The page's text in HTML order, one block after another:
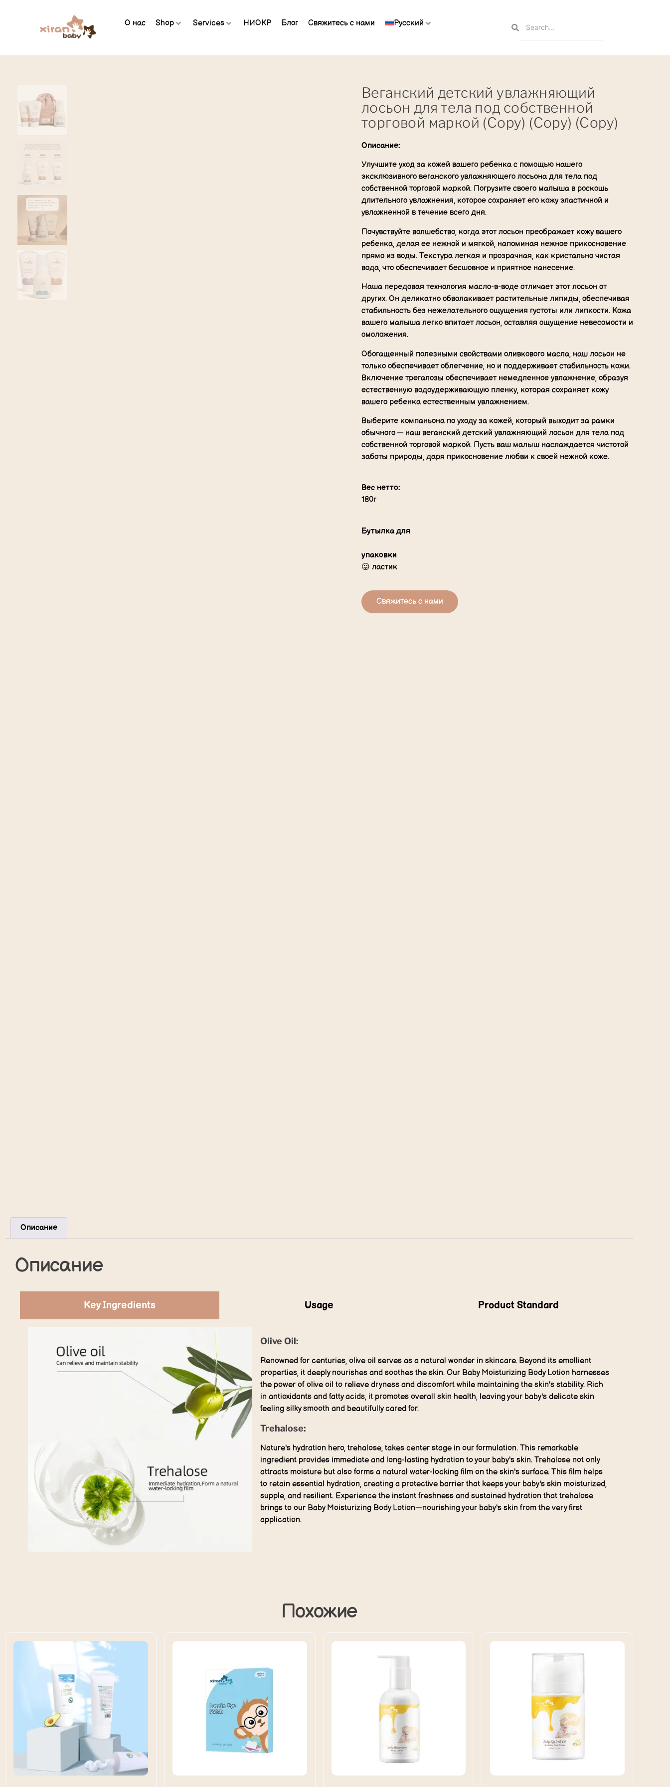
О нас Shop Services НИОКР Блог Свяжитесь с нами Русский
Веганский детский увлажняющий
лосьон для тела под собственной
торговой маркой (Copy) (Copy) (Copy)
Описание:
Улучшите уход за кожей вашего ребенка с помощью нашего
эксклюзивного веганского увлажняющего лосьона для тела под
собственной торговой маркой. Погрузите своего малыша в роскошь
длительного увлажнения, которое сохраняет его кожу эластичной и
увлажненной в течение всего дня.
Почувствуйте волшебство, когда этот лосьон преображает кожу вашего
ребенка, делая ее нежной и мягкой, напоминая нежное прикосновение
прямо из воды. Текстура легкая и прозрачная, как кристально чистая
вода, что обеспечивает бесшовное и приятное нанесение.
Наша передовая технология масло-в-воде отличает этот лосьон от
других. Он деликатно обволакивает растительные липиды, обеспечивая
стабильность без нежелательного ощущения густоты или липкости. Кожа
вашего малыша легко впитает лосьон, оставляя ощущение невесомости и
омоложения.
Обогащенный полезными свойствами оливкового масла, наш лосьон не
только обеспечивает облегчение, но и поддерживает стабильность кожи.
Включение трегалозы обеспечивает немедленное увлажнение, образуя
естественную водоудерживающую пленку, которая сохраняет кожу
вашего ребенка естественным увлажнением.
Выберите компаньона по уходу за кожей, который выходит за рамки
обычного — наш веганский детский увлажняющий лосьон для тела под
собственной торговой маркой. Пусть ваш малыш наслаждается чистотой
заботы природы, даря прикосновение любви к своей нежной коже.
Вес нетто:
180г
Бутылка для
упаковки
😛 ластик
Свяжитесь с нами
Описание
Описание
Key Ingredients Usage Product Standard
Olive Oil:
Renowned for centuries, olive oil serves as a natural wonder in skincare. Beyond its emollient
properties, it deeply nourishes and soothes the skin. Our Baby Moisturizing Body Lotion harnesses
the power of olive oil to relieve dryness and discomfort while maintaining the skin's stability. Rich
in antioxidants and fatty acids, it promotes overall skin health, leaving your baby's delicate skin
feeling silky smooth and beautifully cared for.
Trehalose:
Nature's hydration hero, trehalose, takes center stage in our formulation. This remarkable
ingredient provides immediate and long-lasting hydration to your baby's skin. Trehalose not only
attracts moisture but also forms a natural water-locking film on the skin's surface. This film helps
to retain essential hydration, creating a protective barrier that keeps your baby's skin moisturized,
supple, and resilient. Experience the instant freshness and sustained hydration that trehalose
brings to our Baby Moisturizing Body Lotion—nourishing your baby's skin from the very first
application.
Похожие